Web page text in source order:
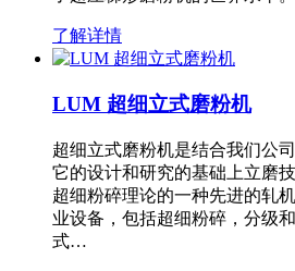
了解详情
LUM 超细立式磨粉机
超细立式磨粉机是结合我们公
它的设计和研究的基础上立磨
超细粉碎理论的一种先进的轧
业设备，包括超细粉碎，分级
式…